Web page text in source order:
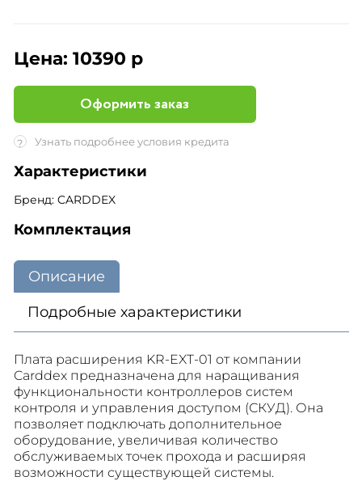
Цена: 10390 р
Оформить заказ
? Узнать подробнее условия кредита
Характеристики
Бренд: CARDDEX
Комплектация
Описание
Подробные характеристики
Плата расширения KR-EXT-01 от компании
Carddex предназначена для наращивания
функциональности контроллеров систем
контроля и управления доступом (СКУД). Она
позволяет подключать дополнительное
оборудование, увеличивая количество
обслуживаемых точек прохода и расширяя
возможности существующей системы.